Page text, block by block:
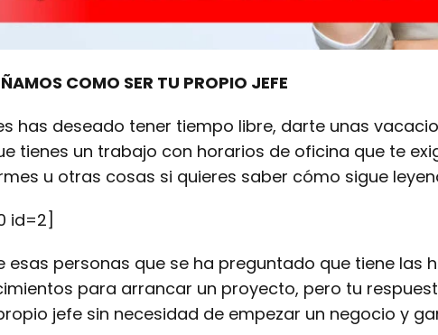
COMO SER TU PROPIO JEFE
has deseado tener tiempo libre, darte unas
tienes un trabajo con horarios de oficina que te
u otras cosas si quieres saber cómo sigue
id=2]
esas personas que se ha preguntado que tiene las
para arrancar un proyecto, pero tu
jefe sin necesidad de empezar un negocio y